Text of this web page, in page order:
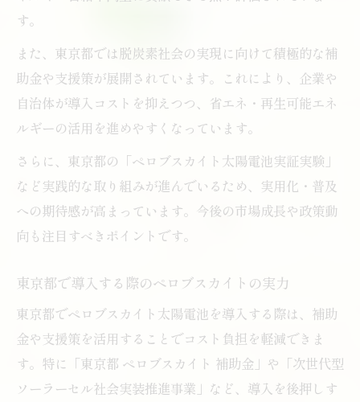
す。
また、東京都では脱炭素社会の実現に向けて積極的な補
助金や支援策が展開されています。これにより、企業や
自治体が導入コストを抑えつつ、省エネ・再生可能エネ
ルギーの活用を進めやすくなっています。
さらに、東京都の「ペロブスカイト太陽電池実証実験」
など実践的な取り組みが進んでいるため、実用化・普及
への期待感が高まっています。今後の市場成長や政策動
向も注目すべきポイントです。
東京都で導入する際のペロブスカイトの実力
東京都でペロブスカイト太陽電池を導入する際は、補助
金や支援策を活用することでコスト負担を軽減できま
す。特に「東京都 ペロブスカイト 補助金」や「次世代型
ソーラーセル社会実装推進事業」など、導入を後押しす